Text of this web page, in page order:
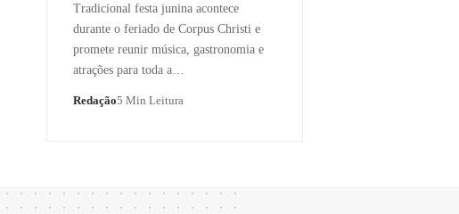
Tradicional festa junina acontece
durante o feriado de Corpus Christi e
promete reunir música, gastronomia e
atrações para toda a…
Redação5 Min Leitura